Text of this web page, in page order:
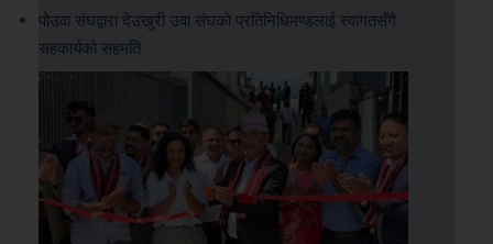
पोउवा संघद्वारा देउखुरी उवा संघको प्रतिनिधिमण्डलाई स्वागतसँगै
सहकार्यको सहमति